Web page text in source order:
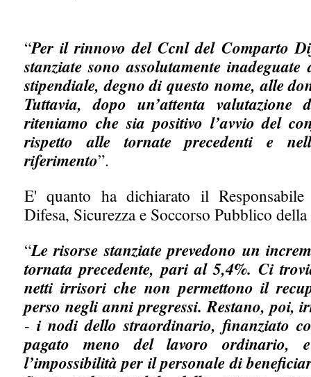
“Per il rinnovo del Ccnl del Comparto
stanziate sono assolutamente
stipendiale, degno di questo nome, alle
Tuttavia, dopo un’attenta valutazione
riteniamo che sia positivo l’avvio del
rispetto alle tornate precedenti e
riferimento”.
E' quanto ha dichiarato il
Difesa, Sicurezza e Soccorso Pubblico
“Le risorse stanziate prevedono un
tornata precedente, pari al 5,4%. Ci
netti irrisori che non permettono il
perso negli anni pregressi. Restano, poi,
- i nodi dello straordinario, finanziato
pagato meno del lavoro ordinario,
l’impossibilità per il personale di